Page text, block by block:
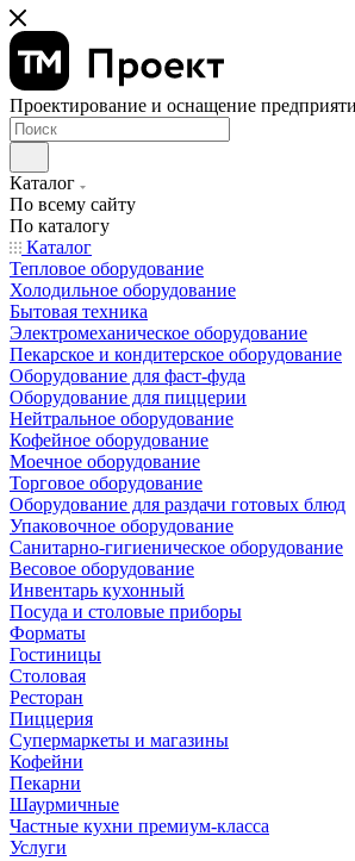
Проектирование и оснащение
Каталог
По всему сайту
По каталогу
Каталог
Тепловое оборудование
Холодильное оборудование
Бытовая техника
Электромеханическое оборудование
Пекарское и кондитерское оборудование
Оборудование для фаст-фуда
Оборудование для пиццерии
Нейтральное оборудование
Кофейное оборудование
Моечное оборудование
Торговое оборудование
Оборудование для раздачи готовых блюд
Упаковочное оборудование
Санитарно-гигиеническое оборудование
Весовое оборудование
Инвентарь кухонный
Посуда и столовые приборы
Форматы
Гостиницы
Столовая
Ресторан
Пиццерия
Супермаркеты и магазины
Кофейни
Пекарни
Шаурмичные
Частные кухни премиум-класса
Услуги